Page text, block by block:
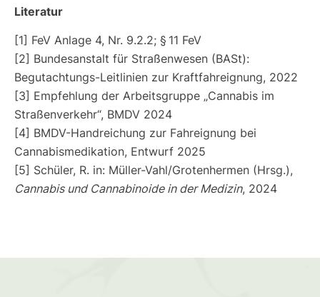
Literatur
[1] FeV Anlage 4, Nr. 9.2.2; § 11 FeV
[2] Bundesanstalt für Straßenwesen (BASt):
Begutachtungs-Leitlinien zur Kraftfahreignung, 2022
[3] Empfehlung der Arbeitsgruppe „Cannabis im
Straßenverkehr“, BMDV 2024
[4] BMDV-Handreichung zur Fahreignung bei
Cannabismedikation, Entwurf 2025
[5] Schüler, R. in: Müller-Vahl/Grotenhermen (Hrsg.),
Cannabis und Cannabinoide in der Medizin, 2024